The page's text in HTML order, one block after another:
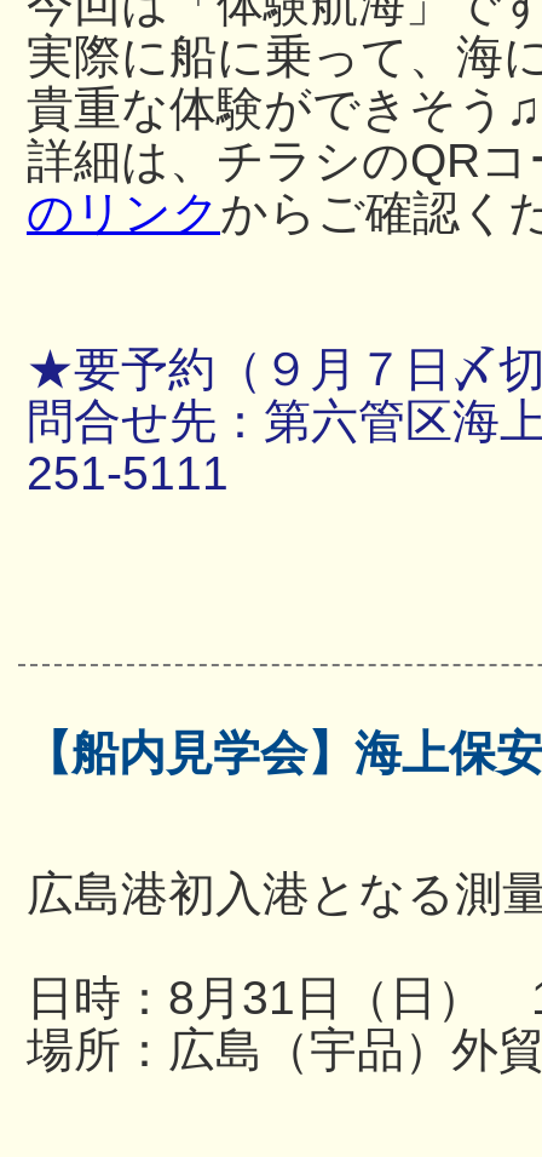
実際に船に乗って、海
貴重な体験ができそう♫
詳細は、チラシのQR
のリンクからご確認く
★要予約（９月７日〆
問合せ先：第六管区海
251-5111
【船内見学会】海上
広島港初入港となる測
日時：8月31日（日）
場所：広島（宇品）外